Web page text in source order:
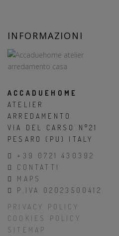
INFORMAZIONI
ACCADUEHOME
ATELIER
ARREDAMENTO
VIA DEL CARSO N°21
PESARO (PU) ITALY
+39 0721 430392
CONTATTI
MAPS
P.IVA 02023500412
PRIVACY POLICY
COOKIES POLICY
SITEMAP